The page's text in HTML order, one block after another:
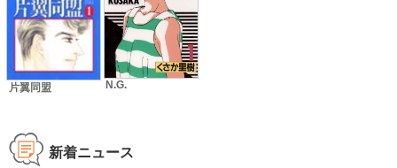
片翼同盟 N.G.
新着ニュース